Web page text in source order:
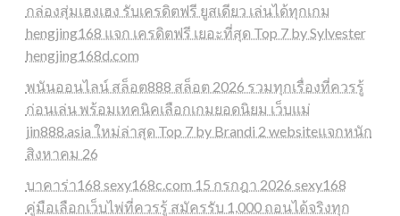
กล่องสุ่มเฮงเฮง รับเครดิตฟรี ยูสเดียว เล่นได้ทุกเกม
hengjing168 แจก เครดิตฟรี เยอะที่สุด Top 7 by Sylvester
hengjing168d.com
พนันออนไลน์ สล็อต888 สล็อต 2026 รวมทุกเรื่องที่ควรรู้
ก่อนเล่น พร้อมเทคนิคเลือกเกมยอดนิยม เว็บแม่
jin888.asia ใหม่ล่าสุด Top 7 by Brandi 2 websiteแจกหนัก
สิงหาคม 26
บาคาร่า168 sexy168c.com 15 กรกฎา 2026 sexy168
คู่มือเลือกเว็บไพ่ที่ควรรู้ สมัครรับ 1,000 ถอนได้จริงทุก